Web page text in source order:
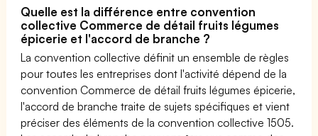
Quelle est la différence entre convention
collective Commerce de détail fruits légumes
épicerie et l'accord de branche ?
La convention collective définit un ensemble de règles
pour toutes les entreprises dont l'activité dépend de la
convention Commerce de détail fruits légumes épicerie,
l'accord de branche traite de sujets spécifiques et vient
préciser des éléments de la convention collective 1505.